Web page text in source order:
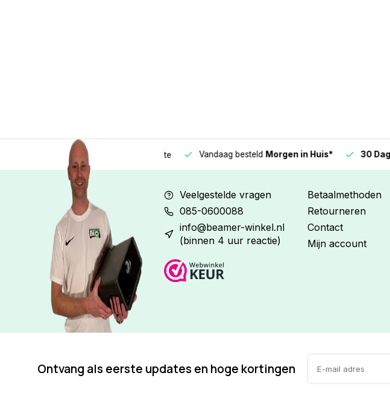
3 gelijke delen Vandaag besteldMorgen in Huis* 30 Dagen
Veelgestelde vragen
085-0600088
info@beamer-winkel.nl
(binnen 4 uur reactie)
Betaalmethoden
Retourneren
Contact
Mijn account
Ontvang als eerste updates en hoge kortingen